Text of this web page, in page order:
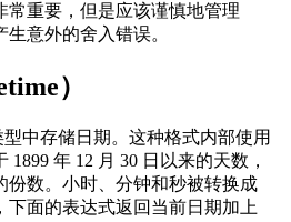
常重要，但是应该谨慎地管理
意外的舍入错误。
）
中存储日期。这种格式内部使用
年 12 月 30 日以来的天数，
份数。小时、分钟和秒被转换成
下面的表达式返回当前日期加上